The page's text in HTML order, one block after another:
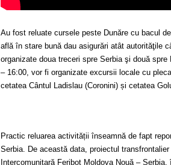
Au fost reluate cursele peste Dunăre cu bacul
află în stare bună dau asigurări atât autorităţile
organizate doua treceri spre Serbia şi două
– 16:00, vor fi organizate excursii locale cu
cetatea Cântul Ladislau (Coronini) și cetatea
Practic reluarea activității înseamnă de fapt
Serbia. De această data, proiectul
Intercomunitară Feribot Moldova Nouă –